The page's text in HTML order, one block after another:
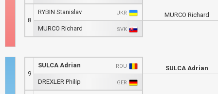
8
RYBIN Stanislav UKR
MURCO Richard SVK
MURCO Richard
9
SULCA Adrian ROU
DREXLER Philip GER
SULCA Adrian